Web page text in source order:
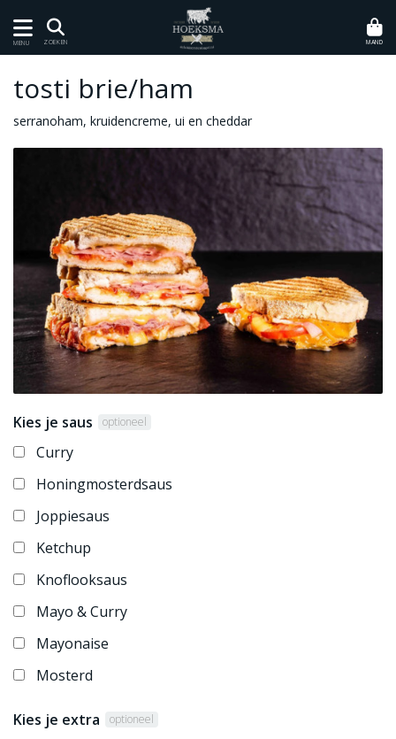
MENU ZOEKEN MAND
tosti brie/ham
serranoham, kruidencreme, ui en cheddar
Kies je saus optioneel
Curry
Honingmosterdsaus
Joppiesaus
Ketchup
Knoflooksaus
Mayo & Curry
Mayonaise
Mosterd
Kies je extra optioneel